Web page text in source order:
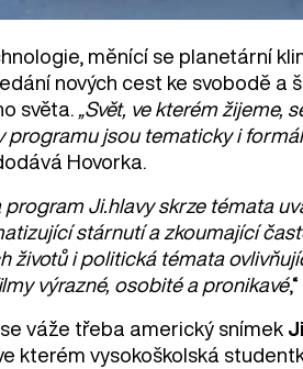
měnící se planetární
nových cest ke svobodě a
světa.
„Svět, ve kterém žijeme,
jsou tematicky i
Hovorka.
Ji.hlavy skrze témata
stárnutí a zkoumající
životů i politická témata
výrazné, osobité a pronikavé
váže třeba americký snímek
kterém vysokoškolská